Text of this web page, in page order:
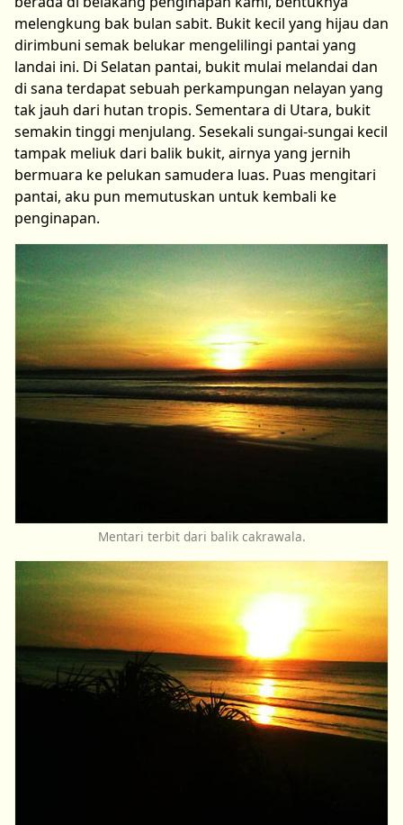
melengkung bak bulan sabit. Bukit kecil yang hijau dan
dirimbuni semak belukar mengelilingi pantai yang
landai ini. Di Selatan pantai, bukit mulai melandai dan
di sana terdapat sebuah perkampungan nelayan yang
tak jauh dari hutan tropis. Sementara di Utara, bukit
semakin tinggi menjulang. Sesekali sungai-sungai kecil
tampak meliuk dari balik bukit, airnya yang jernih
bermuara ke pelukan samudera luas. Puas mengitari
pantai, aku pun memutuskan untuk kembali ke
penginapan.
Mentari terbit dari balik cakrawala.